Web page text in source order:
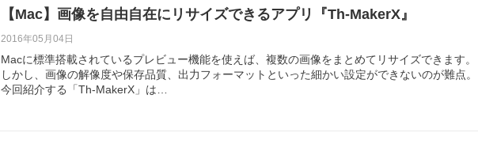
【Mac】画像を自由自在にリサイズできるアプリ『Th-MakerX』
2016年05月04日
Macに標準搭載されているプレビュー機能を使えば、複数の画像をまとめてリサイズできます。
しかし、画像の解像度や保存品質、出力フォーマットといった細かい設定ができないのが難点。
今回紹介する「Th-MakerX」は…